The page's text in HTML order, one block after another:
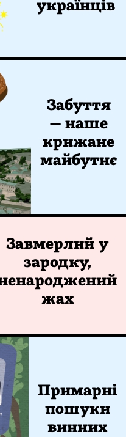
українців
Забуття
— наше
крижане
майбутнє
Завмерлий у
зародку,
жах
Примарні
пошуки
винних